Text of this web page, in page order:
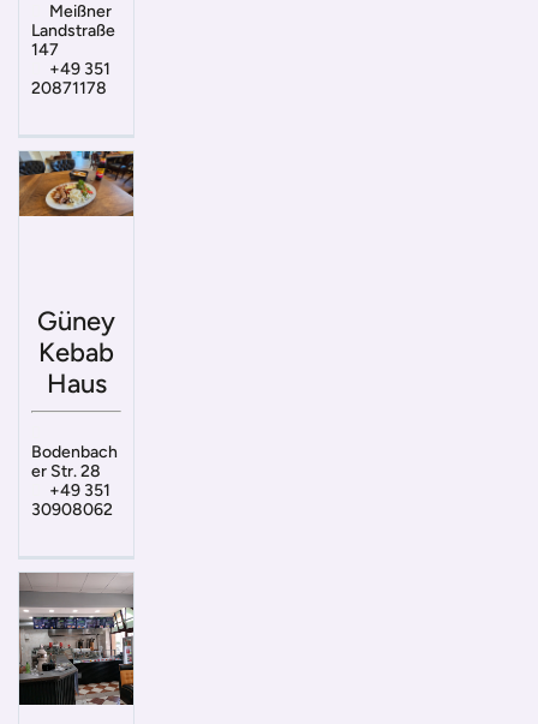
Meißner
Landstraße
147
+49 351
20871178
Güney
Kebab
Haus
Bodenbach
er Str. 28
+49 351
30908062